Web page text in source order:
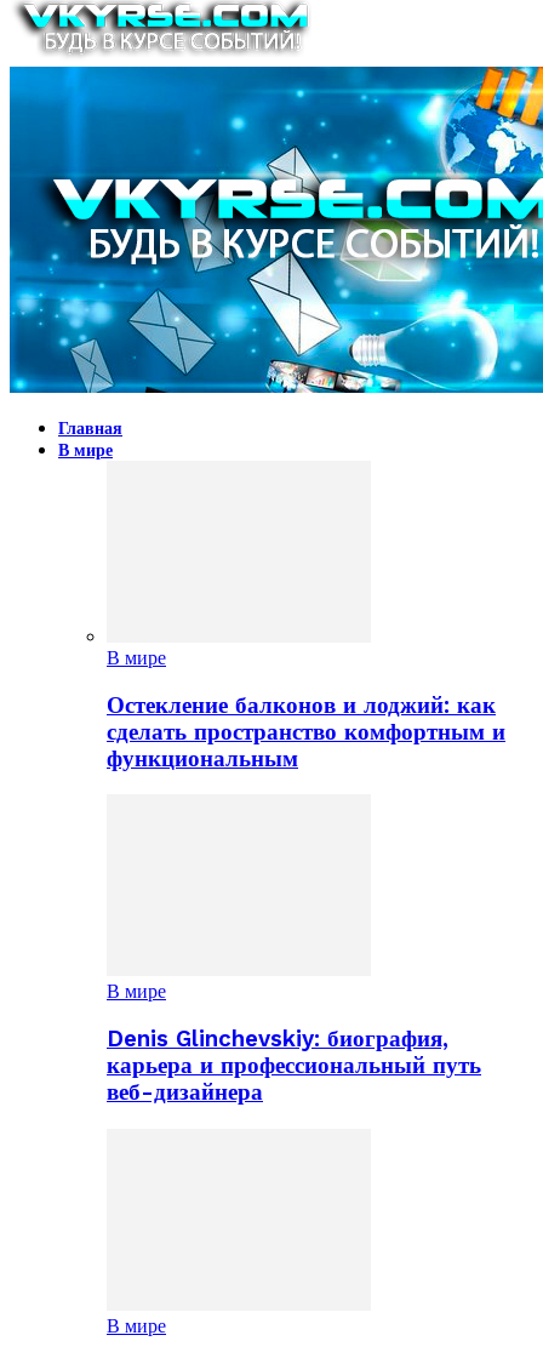
Главная
В мире
В мире
Остекление балконов и лоджий: как
сделать пространство комфортным и
функциональным
В мире
Denis Glinchevskiy: биография,
карьера и профессиональный путь
веб-дизайнера
В мире